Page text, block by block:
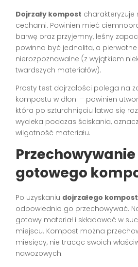
Dojrzały kompost charakteryzuje
cechami. Powinien mieć
barwę oraz przyjemny, leśny
powinna być jednolita, a pierwotne
nierozpoznawalne (z wyjątkiem
twardszych materiałów).
Prosty test dojrzałości polega na
kompostu w dłoni – powinien
która po szturchnięciu łatwo się
wycieka podczas ściskania,
wilgotność materiału.
Przechowywanie
gotowego
Po uzyskaniu dojrzałego
odpowiednio go przechowywać.
gotowy materiał i składować w
miejscu. Kompost można
miesięcy, nie tracąc swoich
nawozowych.